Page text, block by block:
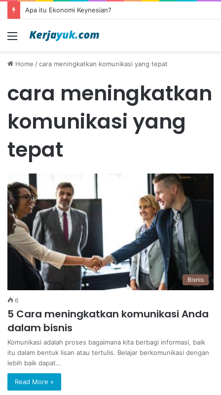
Apa itu Ekonomi Keynesian?
Menu
Home /cara meningkatkan komunikasi yang tepat
cara meningkatkan
komunikasi yang
tepat
Bisnis
6
5 Cara meningkatkan komunikasi Anda
dalam bisnis
Komunikasi adalah proses bagaimana kita berbagi informasi, baik
itu dalam bentuk lisan atau tertulis. Belajar berkomunikasi dengan
lebih baik dapat…
Read More »